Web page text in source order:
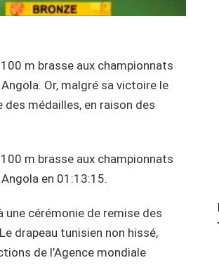
m brasse aux championnats
Or, malgré sa victoire le
des médailles, en raison des
m brasse aux championnats
en 01:13:15.
une cérémonie de remise des
drapeau tunisien non hissé,
de l’Agence mondiale